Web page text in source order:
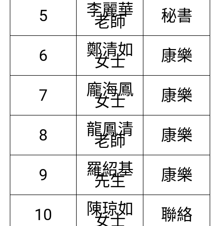
5 李麗華
老師 秘書
6 鄭清如
女士 康樂
7 龐海鳳
女士 康樂
8 龍鳳清
老師 康樂
9 羅紹基
先生 康樂
10 陳琼如
女士 聯絡